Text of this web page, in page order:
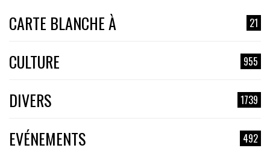
CARTE BLANCHE À 21
CULTURE 955
DIVERS 1739
EVÉNEMENTS 492